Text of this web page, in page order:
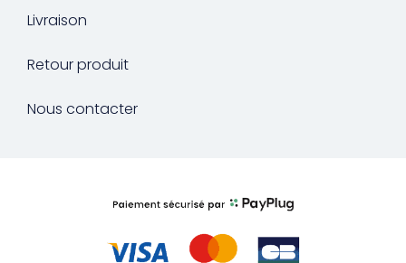
Livraison
Retour produit
Nous contacter